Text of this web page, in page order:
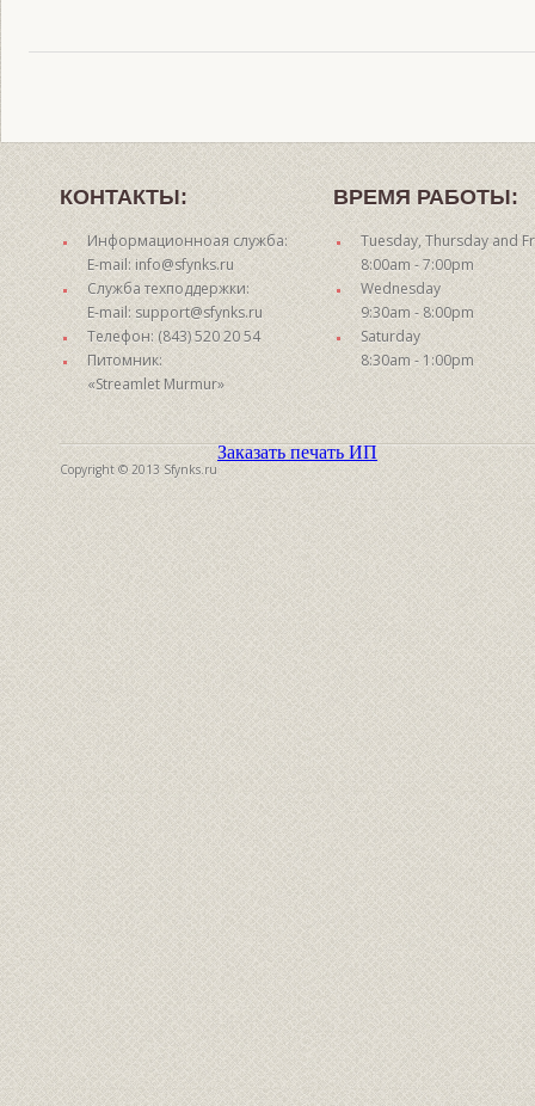
КОНТАКТЫ:
Информационноая служба:
E-mail: info@sfynks.ru
Служба техподдержки:
E-mail: support@sfynks.ru
Телефон: (843) 520 20 54
Питомник:
«Streamlet Murmur»
ВРЕМЯ РАБОТЫ:
Tuesday, Thursday and
8:00am - 7:00pm
Wednesday
9:30am - 8:00pm
Saturday
8:30am - 1:00pm
Copyright © 2013 Sfynks.ru
Заказать печать ИП